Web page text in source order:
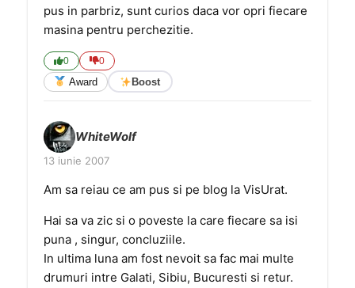
pus in parbriz, sunt curios daca vor opri fiecare
masina pentru perchezitie.
0 0
Award Boost
WhiteWolf
13 iunie 2007
Am sa reiau ce am pus si pe blog la VisUrat.
Hai sa va zic si o poveste la care fiecare sa isi
puna , singur, concluziile.
In ultima luna am fost nevoit sa fac mai multe
drumuri intre Galati, Sibiu, Bucuresti si retur.